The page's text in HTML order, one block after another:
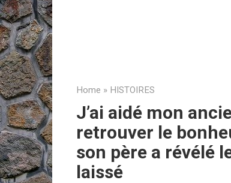
Home » HISTOIRES
J’ai aidé mon
retrouver le
son père a révélé
laissé